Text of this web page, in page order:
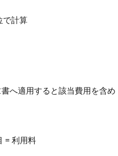
で計算
へ適用すると該当費用を含め
= 利用料